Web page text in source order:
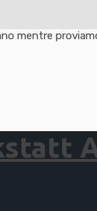
mentre